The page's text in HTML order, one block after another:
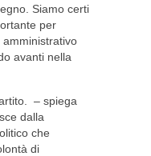
Siamo certi
per
avanti nella
– spiega
dalla
che
di